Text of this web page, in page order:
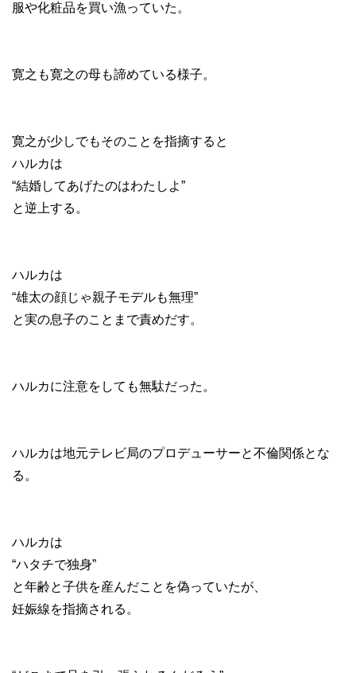
服や化粧品を買い漁っていた。
寛之も寛之の母も諦めている様子。
寛之が少しでもそのことを指摘すると
ハルカは
“結婚してあげたのはわたしよ”
と逆上する。
ハルカは
“雄太の顔じゃ親子モデルも無理”
と実の息子のことまで責めだす。
ハルカに注意をしても無駄だった。
ハルカは地元テレビ局のプロデューサーと不倫関係とな
る。
ハルカは
“ハタチで独身”
と年齢と子供を産んだことを偽っていたが、
妊娠線を指摘される。